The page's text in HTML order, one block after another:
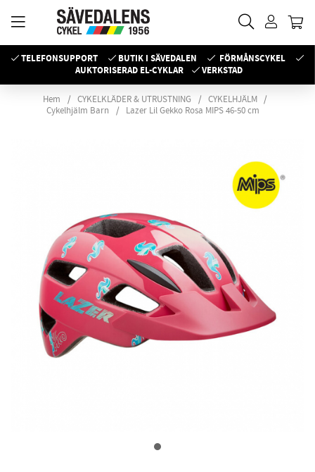
TELEFONSUPPORT BUTIK I SÄVEDALEN
FÖRMÅNSCYKEL
AUKTORISERAD EL-CYKLAR
VERKSTAD
Hem CYKELKLÄDER & UTRUSTNING
CYKELHJÄLM
Cykelhjälm Barn
Lazer Lil Gekko Rosa MIPS 46-50 cm